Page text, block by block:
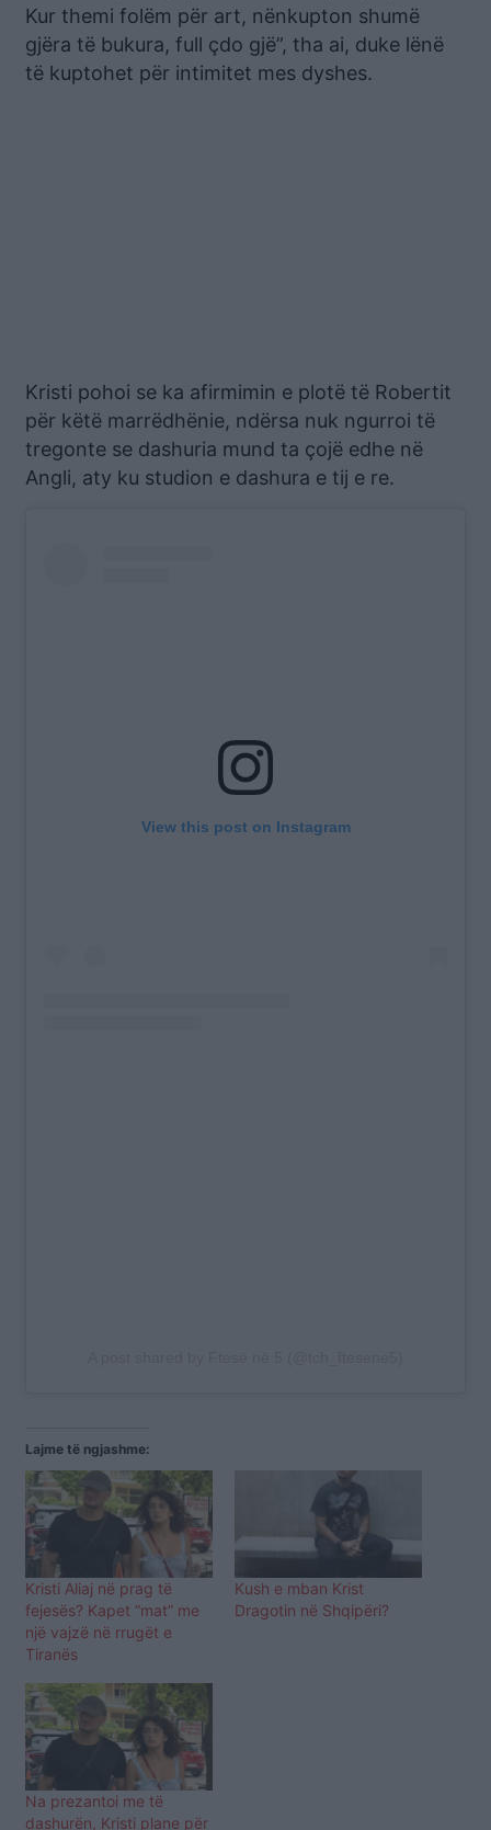
Kur themi folëm për art, nënkupton shumë
gjëra të bukura, full çdo gjë”, tha ai, duke lënë
të kuptohet për intimitet mes dyshes.
Kristi pohoi se ka afirmimin e plotë të Robertit
për këtë marrëdhënie, ndërsa nuk ngurroi të
tregonte se dashuria mund ta çojë edhe në
Angli, aty ku studion e dashura e tij e re.
View this post on Instagram
Lajme të ngjashme:
Kristi Aliaj në prag të
fejesës? Kapet “mat” me
një vajzë në rrugët e
Tiranës
Kush e mban Krist
Dragotin në Shqipëri?
Na prezantoi me të
dashurën, Kristi plane për